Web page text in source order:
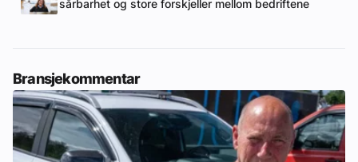
sårbarhet og store forskjeller mellom bedriftene
Bransjekommentar